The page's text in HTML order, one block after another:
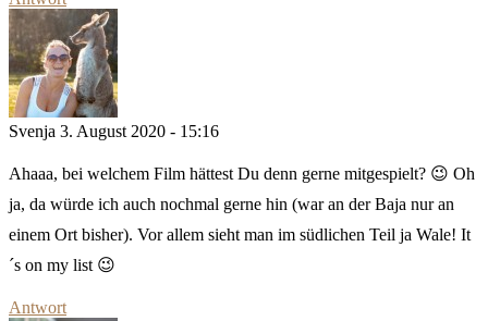
Svenja 3. August 2020 - 15:16
Ahaaa, bei welchem Film hättest Du denn gerne mitgespielt? 😉 Oh
ja, da würde ich auch nochmal gerne hin (war an der Baja nur an
einem Ort bisher). Vor allem sieht man im südlichen Teil ja Wale! It
´s on my list 😉
Antwort